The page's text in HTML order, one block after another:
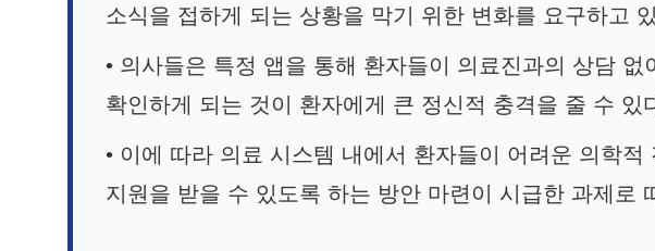
소식을 접하게 되는 상황을 막기 위한 변화를 요구하고
• 의사들은 특정 앱을 통해 환자들이 의료진과의 상담
확인하게 되는 것이 환자에게 큰 정신적 충격을 줄 수 있
• 이에 따라 의료 시스템 내에서 환자들이 어려운 의학
지원을 받을 수 있도록 하는 방안 마련이 시급한 과제로